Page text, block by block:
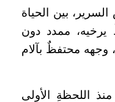
بين الحياة
ممدد دون
وجهه محتفظٌ بآلام
اللحظةِ الأولى